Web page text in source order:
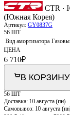
CTR ·
(Южная Корея)
Артикул: GY0837G
56 ШТ
Вид амортизатора
ЦЕНА
6 710₽
В КОРЗИНУ
56 ШТ
Доставка: 10 августа (пн)
Самовывоз: 10 августа